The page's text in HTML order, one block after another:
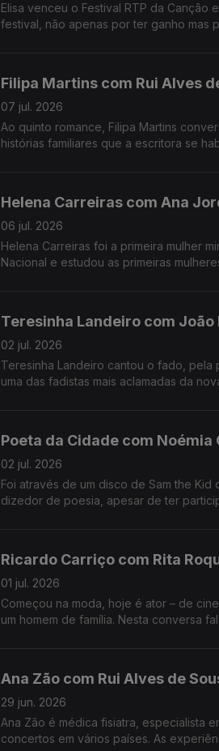
Elisa venceu o Festival RTP da
festival, não apenas por ter ganho mas
Filipa Martins com Rui Alves
07 jul. 2026
Ao quinto romance, Filipa Martins
histórias familiares que a escritora se
Helena Carreiras com Ana
06 jul. 2026
Helena Carreiras foi a primeira mulher
Nacional e estudou as primeiras
Teresinha Landeiro com João
02 jul. 2026
Teresinha Landeiro cantou o fado, pela
uma das fadistas mais aclamadas da
Poeta da Cidade com Noémia
02 jul. 2026
Foi através de um disco de Sam the
dizedor de poesia, apesar de ter
Ricardo Carriço com Rita
01 jul. 2026
Começou na moda, hoje é ator – de
um homem de família. Nesta conversa
Ana Zão com Rui Alves de
29 jun. 2026
Ana Zão é médica fisiatra, especialista
concertos em vários países. As